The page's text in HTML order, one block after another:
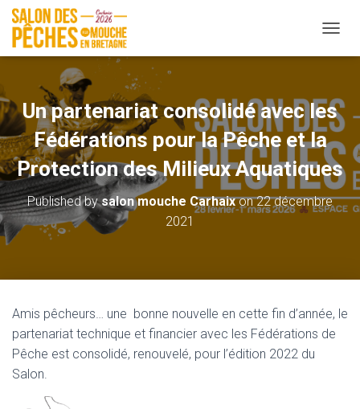
Un partenariat consolidé avec les
Fédérations pour la Pêche et la
Protection des Milieux Aquatiques
Published bysalon mouche Carhaixon22 décembre
2021
Amis pêcheurs… une bonne nouvelle en cette fin d’année, le
partenariat technique et financier avec les Fédérations de
Pêche est consolidé, renouvelé, pour l’édition 2022 du
Salon.